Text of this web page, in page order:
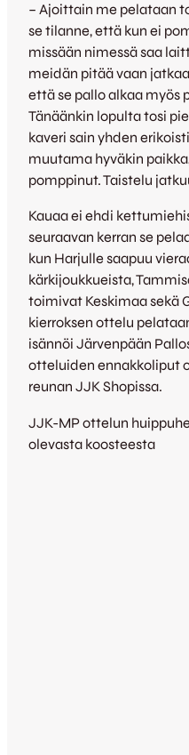
– Ajoittain me pelataan
se tilanne, että kun ei
missään nimessä saa
meidän pitää vaan
että se pallo alkaa myös
Tänäänkin lopulta tosi
kaveri sain yhden
muutama hyväkin
pomppinut. Taistelu
Kauaa ei ehdi
seuraavan kerran se
kun Harjulle saapuu
kärkijoukkueista,
toimivat Keskimaa sekä
kierroksen ottelu
isännöi Järvenpään
otteluiden ennakkoliput
reunan JJK Shopissa.
JJK-MP ottelun
olevasta koosteesta